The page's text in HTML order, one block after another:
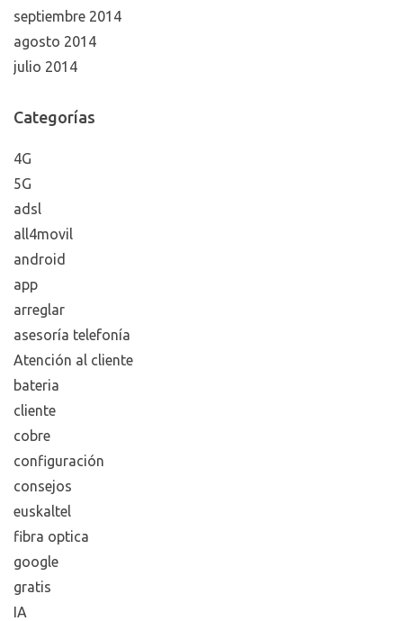
septiembre 2014
agosto 2014
julio 2014
Categorías
4G
5G
adsl
all4movil
android
app
arreglar
asesoría telefonía
Atención al cliente
bateria
cliente
cobre
configuración
consejos
euskaltel
fibra optica
google
gratis
IA